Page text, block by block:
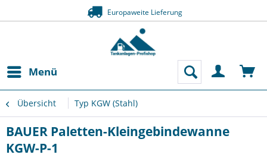
Europaweite Lieferung
Menü
Übersicht Typ KGW (Stahl)
BAUER Paletten-Kleingebindewanne
KGW-P-1